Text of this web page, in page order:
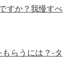
すか？我慢すべ
らうには？-タ